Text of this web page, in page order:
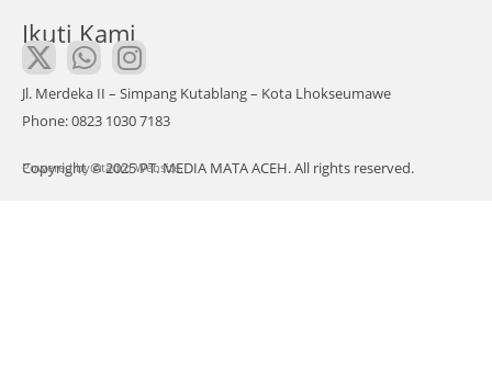
Indo
nesi
a
(PW
Ace
Ikuti Kami
Jl. Merdeka II – Simpang Kutablang – Kota Lhokseumawe
Phone: 0823 1030 7183
Copyright © 2025 PT. MEDIA MATA ACEH. All rights reserved.
Powered byAtadro Website.